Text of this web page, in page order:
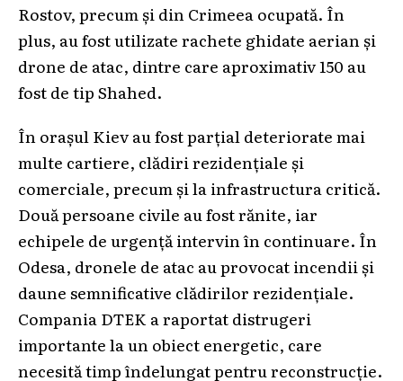
Rostov, precum și din Crimeea ocupată. În
plus, au fost utilizate rachete ghidate aerian și
drone de atac, dintre care aproximativ 150 au
fost de tip Shahed.
În orașul Kiev au fost parțial deteriorate mai
multe cartiere, clădiri rezidențiale și
comerciale, precum și la infrastructura critică.
Două persoane civile au fost rănite, iar
echipele de urgență intervin în continuare. În
Odesa, dronele de atac au provocat incendii și
daune semnificative clădirilor rezidențiale.
Compania DTEK a raportat distrugeri
importante la un obiect energetic, care
necesită timp îndelungat pentru reconstrucție.